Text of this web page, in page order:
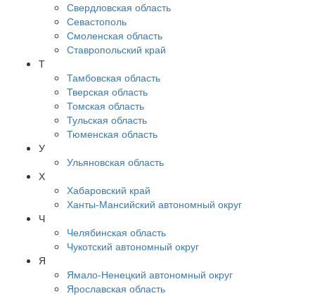
Свердловская область
Севастополь
Смоленская область
Ставропольский край
Т
Тамбовская область
Тверская область
Томская область
Тульская область
Тюменская область
У
Ульяновская область
Х
Хабаровский край
Ханты-Мансийский автономный округ
Ч
Челябинская область
Чукотский автономный округ
Я
Ямало-Ненецкий автономный округ
Ярославская область